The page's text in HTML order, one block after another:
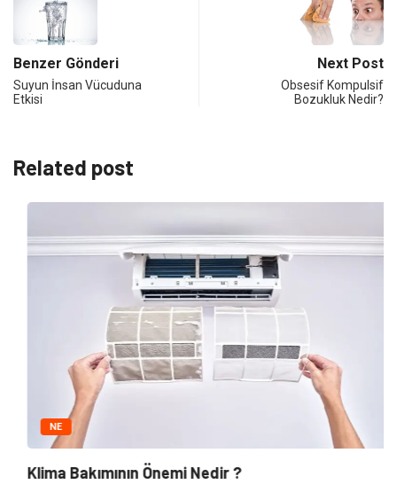
Benzer Gönderi
Suyun İnsan Vücuduna
Etkisi
Next Post
Obsesif Kompulsif
Bozukluk Nedir?
Related post
Klima Bakımının Önemi Nedir ?